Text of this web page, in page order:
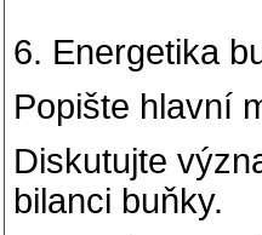
6. Energetika
Popište hlavní
Diskutujte
bilanci buňky.